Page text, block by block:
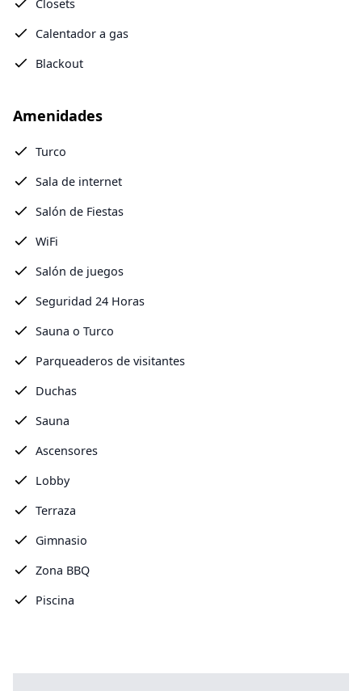
Closets
Calentador a gas
Blackout
Amenidades
Turco
Sala de internet
Salón de Fiestas
WiFi
Salón de juegos
Seguridad 24 Horas
Sauna o Turco
Parqueaderos de visitantes
Duchas
Sauna
Ascensores
Lobby
Terraza
Gimnasio
Zona BBQ
Piscina